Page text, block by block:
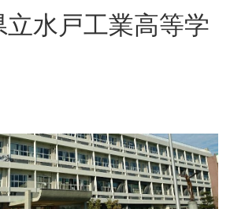
立水戸工業高等学